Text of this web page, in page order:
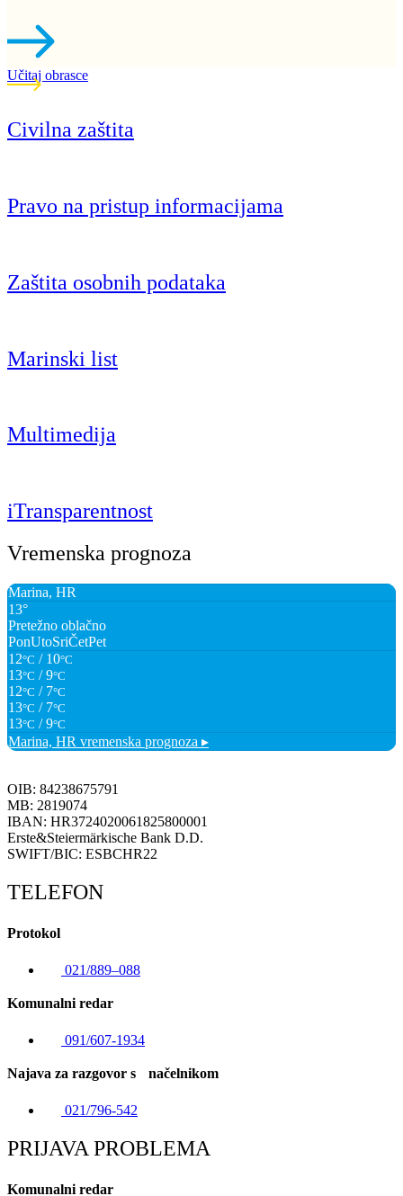
Učitaj obrasce
Civilna zaštita
Pravo na pristup informacijama
Zaštita osobnih podataka
Marinski list
Multimedija
iTransparentnost
Vremenska prognoza
Marina, HR
13°
Pretežno oblačno
PonUtoSriČetPet
12°C / 10°C
13°C / 9°C
12°C / 7°C
13°C / 7°C
13°C / 9°C
Marina, HR vremenska prognoza ▸
OIB: 84238675791
MB: 2819074
IBAN: HR3724020061825800001
Erste&Steiermärkische Bank D.D.
SWIFT/BIC: ESBCHR22
TELEFON
Protokol
021/889–088
Komunalni redar
091/607-1934
Najava za razgovor s načelnikom
021/796-542
PRIJAVA PROBLEMA
Komunalni redar